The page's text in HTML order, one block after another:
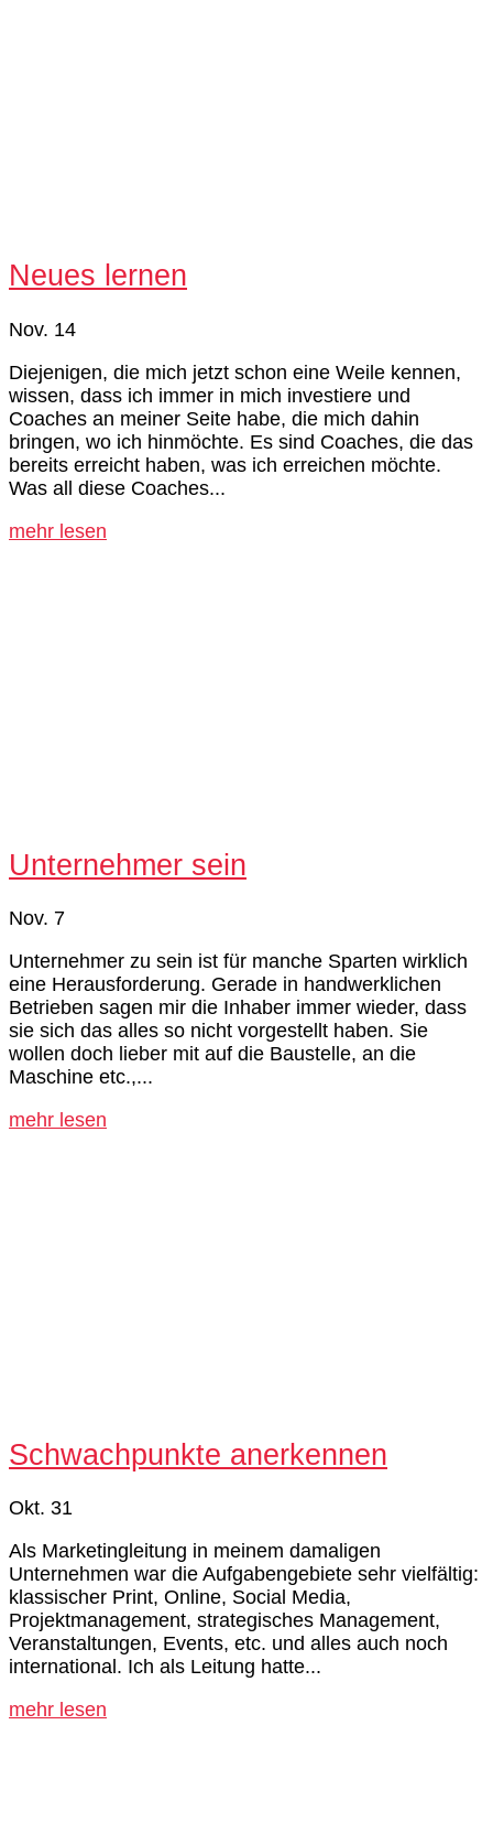
Neues lernen
Nov. 14
Diejenigen, die mich jetzt schon eine Weile kennen,
wissen, dass ich immer in mich investiere und
Coaches an meiner Seite habe, die mich dahin
bringen, wo ich hinmöchte. Es sind Coaches, die das
bereits erreicht haben, was ich erreichen möchte.
Was all diese Coaches...
mehr lesen
Unternehmer sein
Nov. 7
Unternehmer zu sein ist für manche Sparten wirklich
eine Herausforderung. Gerade in handwerklichen
Betrieben sagen mir die Inhaber immer wieder, dass
sie sich das alles so nicht vorgestellt haben. Sie
wollen doch lieber mit auf die Baustelle, an die
Maschine etc.,...
mehr lesen
Schwachpunkte anerkennen
Okt. 31
Als Marketingleitung in meinem damaligen
Unternehmen war die Aufgabengebiete sehr vielfältig:
klassischer Print, Online, Social Media,
Projektmanagement, strategisches Management,
Veranstaltungen, Events, etc. und alles auch noch
international. Ich als Leitung hatte...
mehr lesen